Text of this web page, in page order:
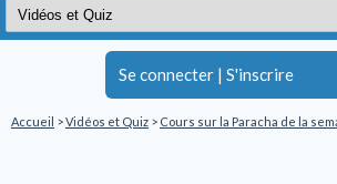
Se connecter | S'inscrire
Accueil >Vidéos et Quiz > Cours sur la Paracha de la